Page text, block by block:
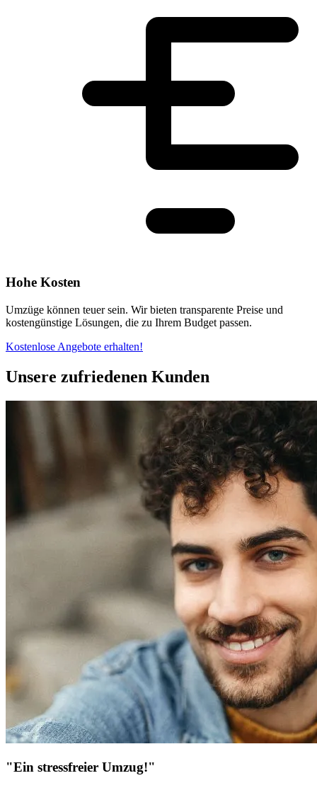
Hohe Kosten
Umzüge können teuer sein. Wir bieten transparente Preise und
kostengünstige Lösungen, die zu Ihrem Budget passen.
Kostenlose Angebote erhalten!
Unsere zufriedenen Kunden
"Ein stressfreier Umzug!"